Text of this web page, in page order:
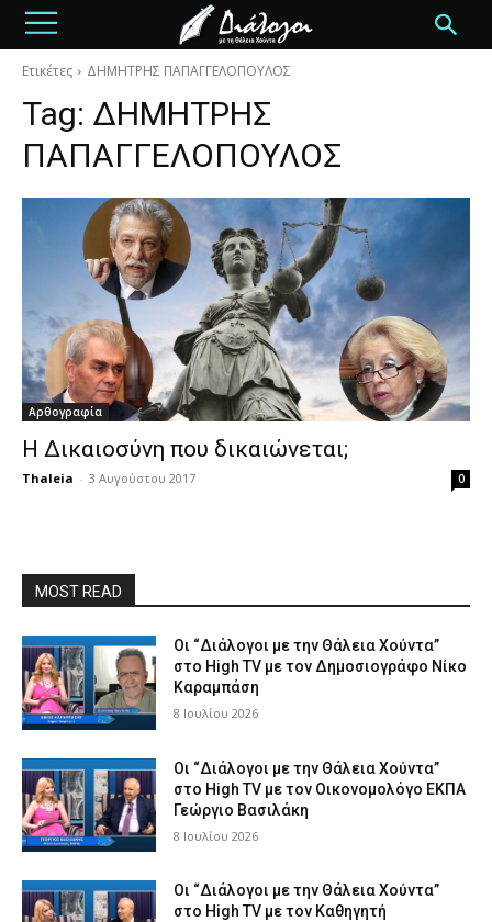
Ετικέτες ΔΗΜΗΤΡΗΣ ΠΑΠΑΓΓΕΛΟΠΟΥΛΟΣ
Tag: ΔΗΜΗΤΡΗΣ
ΠΑΠΑΓΓΕΛΟΠΟΥΛΟΣ
Αρθογραφία
Η Δικαιοσύνη που δικαιώνεται;
Thaleia - 3 Αυγούστου 2017 0
MOST READ
Οι “Διάλογοι με την Θάλεια Χούντα”
στο High TV με τον Δημοσιογράφο Νίκο
Καραμπάση
8 Ιουλίου 2026
Οι “Διάλογοι με την Θάλεια Χούντα”
στο High TV με τον Οικονομολόγο ΕΚΠΑ
Γεώργιο Βασιλάκη
8 Ιουλίου 2026
Οι “Διάλογοι με την Θάλεια Χούντα”
στο High TV με τον Καθηγητή